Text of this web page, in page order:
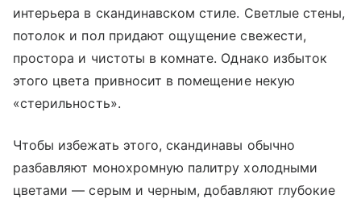
интерьера в скандинавском стиле. Светлые стены,
потолок и пол придают ощущение свежести,
простора и чистоты в комнате. Однако избыток
этого цвета привносит в помещение некую
«стерильность».
Чтобы избежать этого, скандинавы обычно
разбавляют монохромную палитру холодными
цветами — серым и черным, добавляют глубокие